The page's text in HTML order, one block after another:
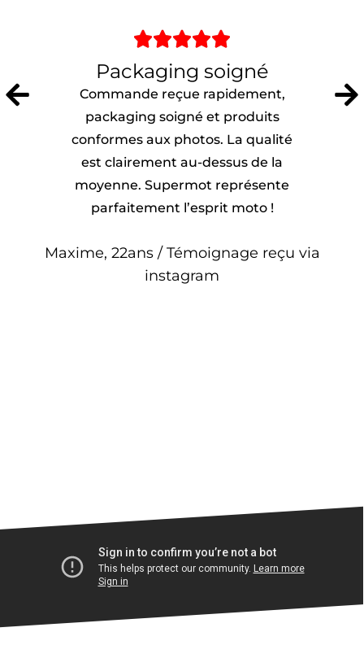

Packaging soigné
Commande reçue rapidement,
packaging soigné et produits
conformes aux photos. La qualité
est clairement au-dessus de la
moyenne. Supermot représente
parfaitement l’esprit moto !
Maxime, 22ans / Témoignage reçu via
instagram